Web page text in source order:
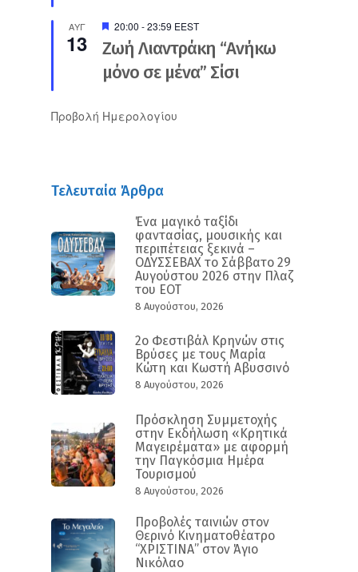
ΑΥΓ
13
Προτεινόμενο
20:00 -23:59 EEST
Ζωή Λιαντράκη “Ανήκω
μόνο σε μένα” Σίσι
Προβολή Ημερολογίου
Τελευταία Άρθρα
Ένα μαγικό ταξίδι
φαντασίας, μουσικής και
περιπέτειας ξεκινά –
ΟΔΥΣΣΕΒΑΧ το Σάββατο 29
Αυγούστου 2026 στην Πλαζ
του ΕΟΤ
8 Αυγούστου, 2026
2ο Φεστιβάλ Κρηνών στις
Βρύσες με τους Μαρία
Κώτη και Κωστή Αβυσσινό
8 Αυγούστου, 2026
Πρόσκληση Συμμετοχής
στην Εκδήλωση «Κρητικά
Μαγειρέματα» με αφορμή
την Παγκόσμια Ημέρα
Τουρισμού
8 Αυγούστου, 2026
Προβολές ταινιών στον
Θερινό Κινηματοθέατρο
“ΧΡΙΣΤΙΝΑ” στον Άγιο
Νικόλαο